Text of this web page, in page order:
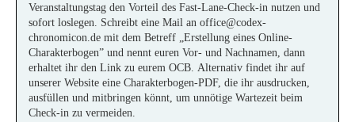
Veranstaltungstag den Vorteil des Fast-Lane-Check-in nutzen und
sofort loslegen. Schreibt eine Mail an office@codex-
chronomicon.de mit dem Betreff „Erstellung eines Online-
Charakterbogen” und nennt euren Vor- und Nachnamen, dann
erhaltet ihr den Link zu eurem OCB. Alternativ findet ihr auf
unserer Website eine Charakterbogen-PDF, die ihr ausdrucken,
ausfüllen und mitbringen könnt, um unnötige Wartezeit beim
Check-in zu vermeiden.